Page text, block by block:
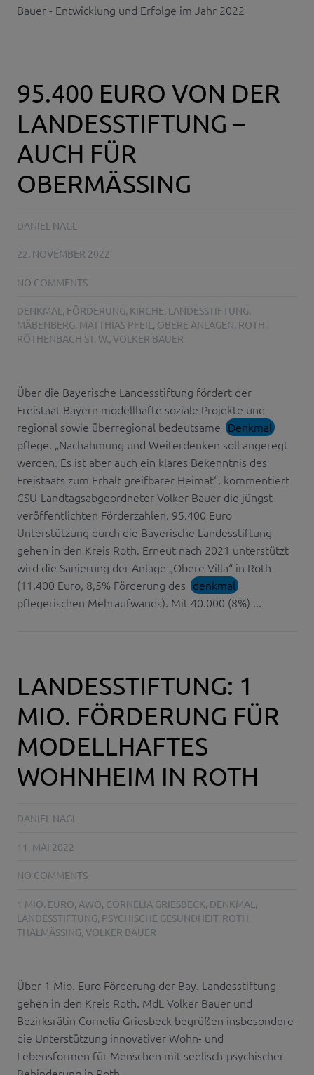
Bauer - Entwicklung und Erfolge im Jahr 2022
95.400 EURO VON DER
LANDESSTIFTUNG –
AUCH FÜR
OBERMÄSSING
DANIEL NAGL
22. NOVEMBER 2022
NO COMMENTS
DENKMAL , FÖRDERUNG, KIRCHE, LANDESSTIFTUNG,
MÄBENBERG, MATTHIAS PFEIL , OBERE ANLAGEN, ROTH,
RÖTHENBACH ST. W., VOLKER BAUER
Über die Bayerische Landesstiftung fördert der
Freistaat Bayern modellhafte soziale Projekte und
regional sowie überregional bedeutsame Denkmal
pflege. „Nachahmung und Weiterdenken soll angeregt
werden. Es ist aber auch ein klares Bekenntnis des
Freistaats zum Erhalt greifbarer Heimat“, kommentiert
CSU-Landtagsabgeordneter Volker Bauer die jüngst
veröffentlichten Förderzahlen. 95.400 Euro
Unterstützung durch die Bayerische Landesstiftung
gehen in den Kreis Roth. Erneut nach 2021 unterstützt
wird die Sanierung der Anlage „Obere Villa“ in Roth
(11.400 Euro, 8,5% Förderung des denkmal
pflegerischen Mehraufwands). Mit 40.000 (8%) ...
LANDESSTIFTUNG: 1
MIO. FÖRDERUNG FÜR
MODELLHAFTES
WOHNHEIM IN ROTH
DANIEL NAGL
11. MAI 2022
NO COMMENTS
1 MIO. EURO, AWO, CORNELIA GRIESBECK, DENKMAL ,
LANDESSTIFTUNG, PSYCHISCHE GESUNDHEIT, ROTH,
THALMÄSSING, VOLKER BAUER
Über 1 Mio. Euro Förderung der Bay. Landesstiftung
gehen in den Kreis Roth. MdL Volker Bauer und
Bezirksrätin Cornelia Griesbeck begrüßen insbesondere
die Unterstützung innovativer Wohn- und
Lebensformen für Menschen mit seelisch-psychischer